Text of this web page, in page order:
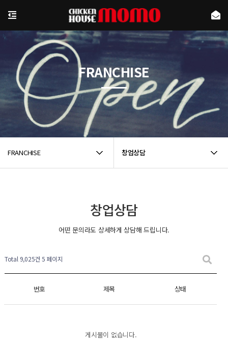
FRANCHISE 창업상담
FRANCHISE
창업상담
어떤 문의라도 상세하게 상담해 드립니다.
Total 9,025건 5 페이지
번호 제목 상태
게시물이 없습니다.